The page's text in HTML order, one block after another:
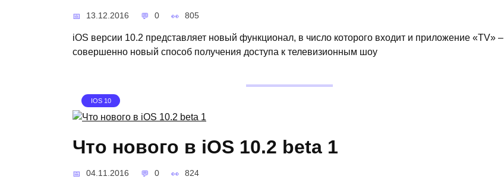
13.12.2016 0 805
iOS версии 10.2 представляет новый функционал, в число которого входит и приложение «TV» –
совершенно новый способ получения доступа к телевизионным шоу
IOS 10
Что нового в iOS 10.2 beta 1
04.11.2016 0 824